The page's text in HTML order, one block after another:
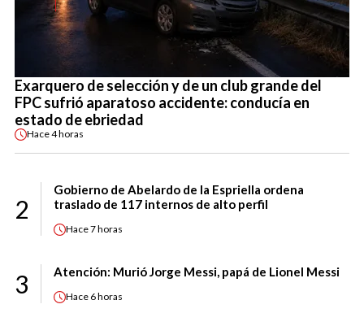
Exarquero de selección y de un club grande del
FPC sufrió aparatoso accidente: conducía en
estado de ebriedad
Hace4 horas
2
Gobierno de Abelardo de la Espriella ordena
traslado de 117 internos de alto perfil
Hace7 horas
3 Atención: Murió Jorge Messi, papá de Lionel Messi
Hace 6 horas